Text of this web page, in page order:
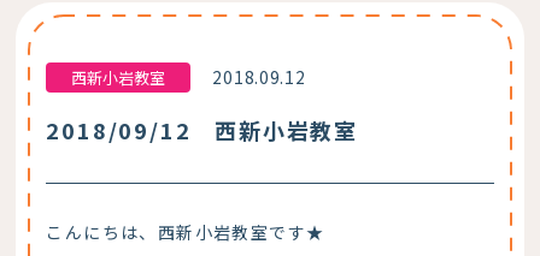
西新小岩教室 2018.09.12
2018/09/12 西新小岩教室
こんにちは、西新小岩教室です★